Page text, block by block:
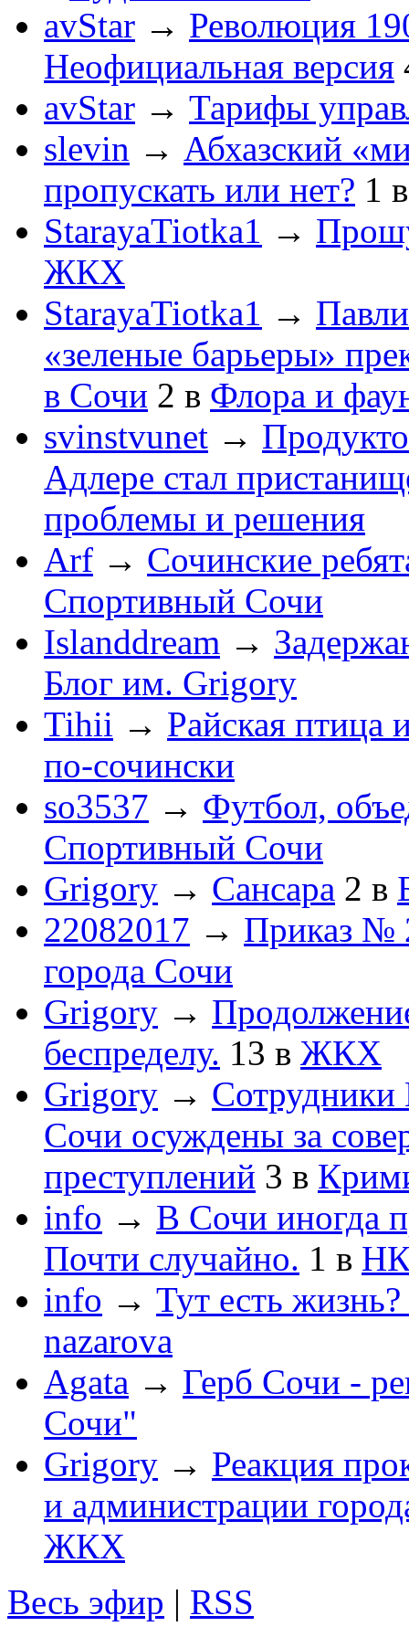
avStar → Революция
Неофициальная версия
avStar → Тарифы
slevin → Абхазский
пропускать или нет? 1
StarayaTiotka1 →
ЖКХ
StarayaTiotka1 →
«зеленые барьеры»
в Сочи 2 в Флора и
svinstvunet →
Адлере стал
проблемы и решения
Arf → Сочинские
Спортивный Сочи
Islanddream →
Блог им. Grigory
Tihii → Райская птица
по-cочински
so3537 → Футбол,
Спортивный Сочи
Grigory → Сансара 2 в
22082017 → Приказ №
города Сочи
Grigory →
беспределу. 13 в ЖКХ
Grigory →
Сочи осуждены за
преступлений 3 в
info → В Сочи иногда
Почти случайно. 1 в
info → Тут есть
nazarova
Agata → Герб Сочи -
Сочи"
Grigory → Реакция
и администрации
ЖКХ
Весь эфир | RSS